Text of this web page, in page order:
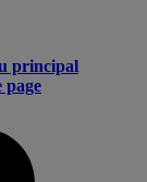
principal
page